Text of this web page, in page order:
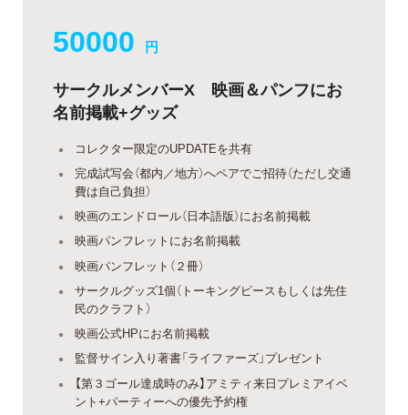
50000 円
サークルメンバーX 映画＆パンフにお
名前掲載+グッズ
コレクター限定のUPDATEを共有
完成試写会（都内／地方）へペアでご招待（ただし交通
費は自己負担）
映画のエンドロール（日本語版）にお名前掲載
映画パンフレットにお名前掲載
映画パンフレット（２冊）
サークルグッズ1個（トーキングピースもしくは先住
民のクラフト）
映画公式HPにお名前掲載
監督サイン入り著書「ライファーズ」プレゼント
【第３ゴール達成時のみ】アミティ来日プレミアイベ
ント+パーティーへの優先予約権